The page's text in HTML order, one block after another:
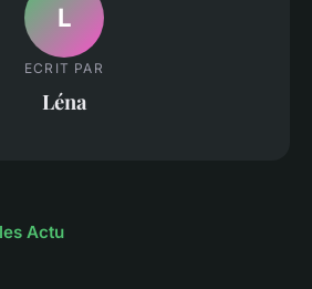
L
ECRIT PAR
Léna
Actu